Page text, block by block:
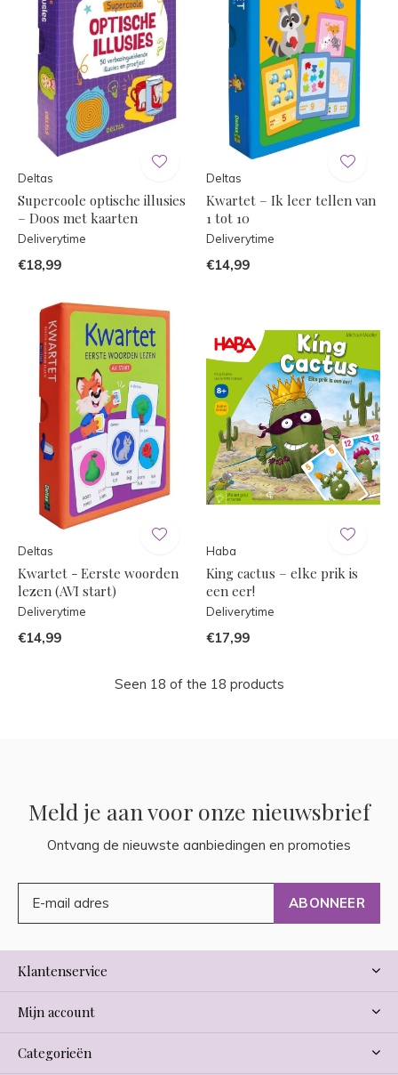
Deltas
Supercoole optische illusies
– Doos met kaarten
Deliverytime
€18,99
Deltas
Kwartet – Ik leer tellen van
1 tot 10
Deliverytime
€14,99
Deltas
Kwartet - Eerste woorden
lezen (AVI start)
Deliverytime
€14,99
Haba
King cactus – elke prik is
een eer!
Deliverytime
€17,99
Seen 18 of the 18 products
Meld je aan voor onze nieuwsbrief
Ontvang de nieuwste aanbiedingen en promoties
ABONNEER
Klantenservice
Mijn account
Categorieën